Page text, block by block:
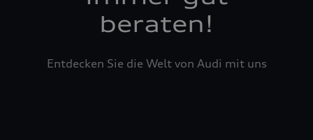
beraten!
Entdecken Sie die Welt von Audi mit uns